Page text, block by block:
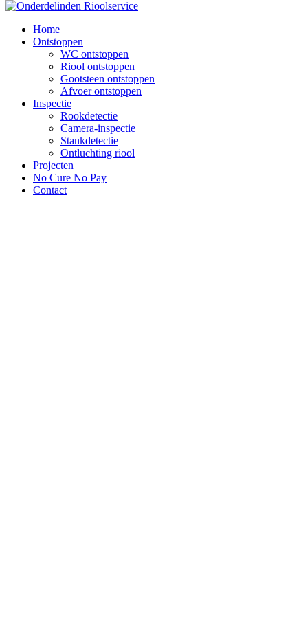
Home
Ontstoppen
WC ontstoppen
Riool ontstoppen
Gootsteen ontstoppen
Afvoer ontstoppen
Inspectie
Rookdetectie
Camera-inspectie
Stankdetectie
Ontluchting riool
Projecten
No Cure No Pay
Contact